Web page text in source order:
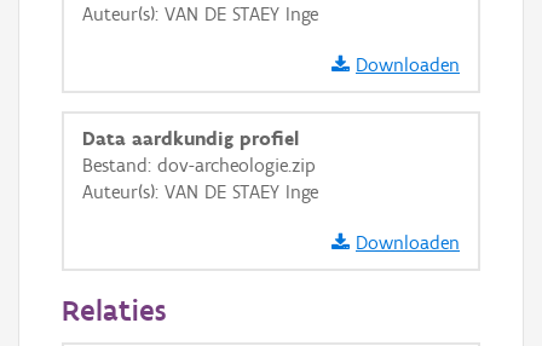
GRB-Basiskaart in grijswaarden
Auteur(s): VAN DE STAEY Inge
Downloaden
Data aardkundig profiel
Bestand: dov-archeologie.zip
Auteur(s): VAN DE STAEY Inge
Downloaden
Relaties